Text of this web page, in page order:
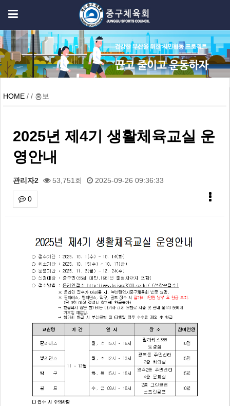
HOME / / 홍보
2025년 제4기 생활체육교실 운
영안내
관리자2 53,751회 2025-09-26 09:36:33
0